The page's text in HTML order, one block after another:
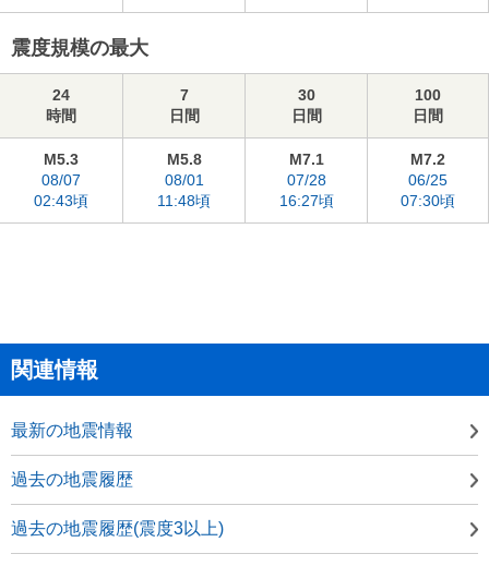
震度規模の最大
24
時間
7
日間
30
日間
100
日間
M5.3
08/07
02:43頃
M5.8
08/01
11:48頃
M7.1
07/28
16:27頃
M7.2
06/25
07:30頃
関連情報
最新の地震情報
過去の地震履歴
過去の地震履歴(震度3以上)